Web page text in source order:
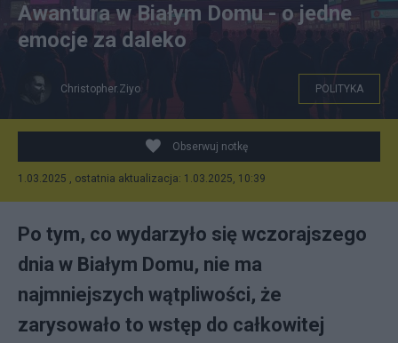
Awantura w Białym Domu - o jedne
emocje za daleko
Christopher.Ziyo POLITYKA
Obserwuj notkę
1.03.2025 , ostatnia aktualizacja: 1.03.2025, 10:39
Po tym, co wydarzyło się wczorajszego
dnia w Białym Domu, nie ma
najmniejszych wątpliwości, że
zarysowało to wstęp do całkowitej